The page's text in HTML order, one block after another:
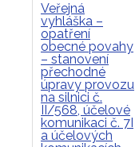
Veřejná
vyhláška –
opatření
obecné povahy
– stanovení
přechodné
úpravy provozu
na silnici č.
II/568, účelové
komunikaci č. 7I
a účelových